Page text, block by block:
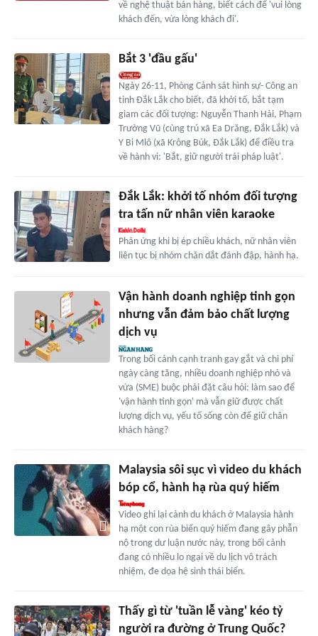
về nghệ thuật bán hàng, biết cách để 'vui lòng
khách đến, vừa lòng khách đi'.
Bắt 3 'đầu gấu'
Ngày 26-11, Phòng Cảnh sát hình sự- Công an
tỉnh Đắk Lắk cho biết, đã khởi tố, bắt tạm
giam các đối tượng: Nguyễn Thanh Hải, Phạm
Trường Vũ (cùng trú xã Ea Drăng, Đắk Lắk) và
Y Bi Mlô (xã Krông Búk, Đắk Lắk) để điều tra
về hành vi: 'Bắt, giữ người trái pháp luật'.
Đắk Lắk: khởi tố nhóm đối tượng
tra tấn nữ nhân viên karaoke
Phản ứng khi bị ép chiều khách, nữ nhân viên
liên tục bị nhóm chăn dắt đánh đập, hành hạ.
Vận hành doanh nghiệp tinh gọn
nhưng vẫn đảm bảo chất lượng
dịch vụ
Trong bối cảnh cạnh tranh gay gắt và chi phí
ngày càng tăng, nhiều doanh nghiệp nhỏ và
vừa (SME) buộc phải đặt câu hỏi: làm sao để
'vận hành tinh gọn' mà vẫn giữ được chất
lượng dịch vụ, yếu tố sống còn để giữ chân
khách hàng?
Malaysia sôi sục vì video du khách
bóp cổ, hành hạ rùa quý hiếm
Video ghi lại cảnh du khách ở Malaysia hành
hạ một con rùa biển quý hiếm đang gây phẫn
nộ trong dư luận nước này, trong bối cảnh
đang có nhiều lo ngại về du lịch vô trách
nhiệm, đe dọa hệ sinh thái biển.
Thấy gì từ 'tuần lễ vàng' kéo tỷ
người ra đường ở Trung Quốc?